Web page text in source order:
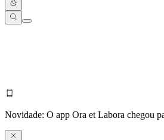
Novidade: O app Ora et Labora chegou